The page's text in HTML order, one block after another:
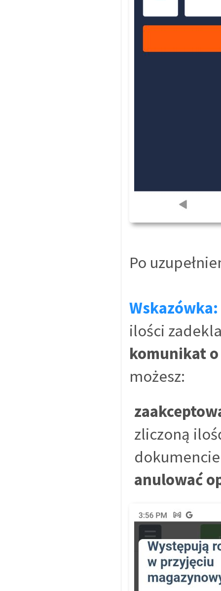
Po
Wskazówka:
ilości
komunikat
możesz:
zliczoną
anulować